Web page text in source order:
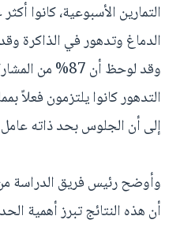
التمارين الأسبوعية، كانوا
الدماغ وتدهور في الذاكرة
وقد لوحظ أن 87%
التدهور كانوا يلتزمون فعلاً
إلى أن الجلوس بحد ذاته
وأوضح رئيس فريق الدراسة
أن هذه النتائج تبرز أهمية